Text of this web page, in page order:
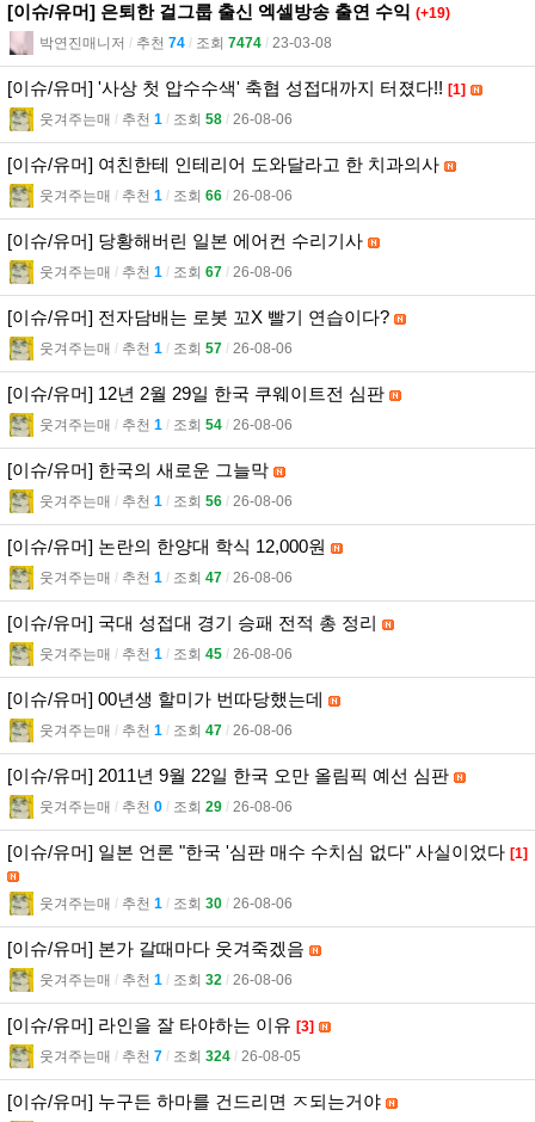
[이슈/유머] 은퇴한 걸그룹 출신 엑셀방송 출연 수익 (+19)
박연진매니저 l 추천 74 l 조회 7474 l 23-03-08
[이슈/유머] '사상 첫 압수수색' 축협 성접대까지 터졌다!! [1]
웃겨주는매 l 추천 1 l 조회 58 l 26-08-06
[이슈/유머] 여친한테 인테리어 도와달라고 한 치과의사
웃겨주는매 l 추천 1 l 조회 66 l 26-08-06
[이슈/유머] 당황해버린 일본 에어컨 수리기사
웃겨주는매 l 추천 1 l 조회 67 l 26-08-06
[이슈/유머] 전자담배는 로봇 꼬X 빨기 연습이다?
웃겨주는매 l 추천 1 l 조회 57 l 26-08-06
[이슈/유머] 12년 2월 29일 한국 쿠웨이트전 심판
웃겨주는매 l 추천 1 l 조회 54 l 26-08-06
[이슈/유머] 한국의 새로운 그늘막
웃겨주는매 l 추천 1 l 조회 56 l 26-08-06
[이슈/유머] 논란의 한양대 학식 12,000원
웃겨주는매 l 추천 1 l 조회 47 l 26-08-06
[이슈/유머] 국대 성접대 경기 승패 전적 총 정리
웃겨주는매 l 추천 1 l 조회 45 l 26-08-06
[이슈/유머] 00년생 할미가 번따당했는데
웃겨주는매 l 추천 1 l 조회 47 l 26-08-06
[이슈/유머] 2011년 9월 22일 한국 오만 올림픽 예선 심판
웃겨주는매 l 추천 0 l 조회 29 l 26-08-06
[이슈/유머] 일본 언론 "한국 '심판 매수 수치심 없다" 사실이었다 [1]
웃겨주는매 l 추천 1 l 조회 30 l 26-08-06
[이슈/유머] 본가 갈때마다 웃겨죽겠음
웃겨주는매 l 추천 1 l 조회 32 l 26-08-06
[이슈/유머] 라인을 잘 타야하는 이유 [3]
웃겨주는매 l 추천 7 l 조회 324 l 26-08-05
[이슈/유머] 누구든 하마를 건드리면 ㅈ되는거야